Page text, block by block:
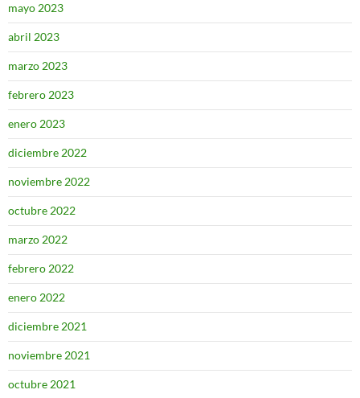
mayo 2023
abril 2023
marzo 2023
febrero 2023
enero 2023
diciembre 2022
noviembre 2022
octubre 2022
marzo 2022
febrero 2022
enero 2022
diciembre 2021
noviembre 2021
octubre 2021